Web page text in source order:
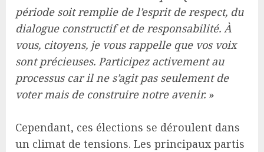
période soit remplie de l’esprit de respect, du
dialogue constructif et de responsabilité. À
vous, citoyens, je vous rappelle que vos voix
sont précieuses. Participez activement au
processus car il ne s’agit pas seulement de
voter mais de construire notre avenir.»
Cependant, ces élections se déroulent dans
un climat de tensions. Les principaux partis